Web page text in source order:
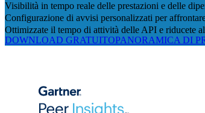
Visibilità in tempo reale delle prestazioni e delle
Configurazione di avvisi personalizzati per
Ottimizzate il tempo di attività delle API e riducete
DOWNLOAD GRATUITOPANORAMICA DI